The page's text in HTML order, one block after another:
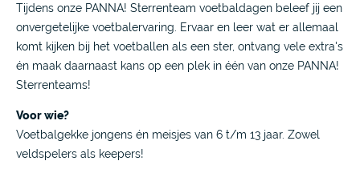
Tijdens onze PANNA! Sterrenteam voetbaldagen beleef jij een
onvergetelijke voetbalervaring. Ervaar en leer wat er allemaal
komt kijken bij het voetballen als een ster, ontvang vele extra's
én maak daarnaast kans op een plek in één van onze PANNA!
Sterrenteams!
Voor wie?
Voetbalgekke jongens én meisjes van 6 t/m 13 jaar. Zowel
veldspelers als keepers!